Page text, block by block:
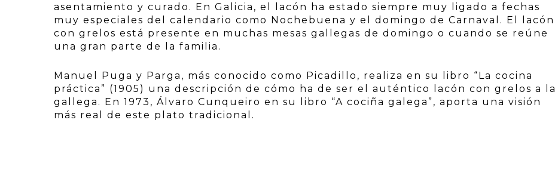
asentamiento y curado. En Galicia, el lacón ha estado siempre muy ligado a fechas
muy especiales del calendario como Nochebuena y el domingo de Carnaval. El lacón
con grelos está presente en muchas mesas gallegas de domingo o cuando se reúne
una gran parte de la familia.
Manuel Puga y Parga, más conocido como Picadillo, realiza en su libro “La cocina
práctica” (1905) una descripción de cómo ha de ser el auténtico lacón con grelos a la
gallega. En 1973, Álvaro Cunqueiro en su libro “A cociña galega”, aporta una visión
más real de este plato tradicional.